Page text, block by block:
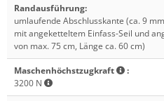
Randausführung:
umlaufende Abschlusskante (ca. 9
mit angeketteltem Einfass-Seil und
von max. 75 cm, Länge ca. 60 cm)
Maschenhöchstzugkraft
:
3200 N